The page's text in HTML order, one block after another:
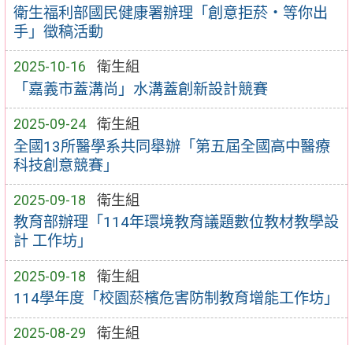
衛生福利部國民健康署辦理「創意拒菸‧等你出
手」徵稿活動
2025-10-16 衛生組
「嘉義市蓋溝尚」水溝蓋創新設計競賽
2025-09-24 衛生組
全國13所醫學系共同舉辦「第五屆全國高中醫療
科技創意競賽」
2025-09-18 衛生組
教育部辦理「114年環境教育議題數位教材教學設
計 工作坊」
2025-09-18 衛生組
114學年度「校園菸檳危害防制教育增能工作坊」
2025-08-29 衛生組